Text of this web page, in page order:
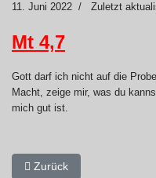
11. Juni 2022 Zuletzt
Mt 4,7
Gott darf ich nicht auf die
Macht, zeige mir, was du
mich gut ist.
Vorheriger Beitrag: Der
Zurück